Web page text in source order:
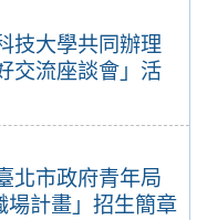
技大學共同辦理
交流座談會」活
北市政府青年局
場計畫」招生簡章